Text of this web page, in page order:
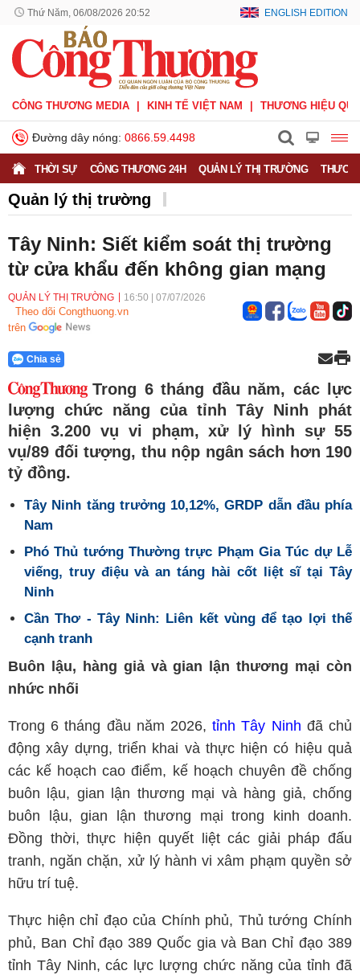
Thứ Năm, 06/08/2026 20:52 ENGLISH EDITION
CÔNG THƯƠNG MEDIA KINH TẾ VIỆT NAM THƯƠNG HIỆU
Đường dây nóng: 0866.59.4498
THỜI SỰ CÔNG THƯƠNG 24H QUẢN LÝ THỊ TRƯỜNG
Quản lý thị trường
Tây Ninh: Siết kiểm soát thị trường
từ cửa khẩu đến không gian mạng
QUẢN LÝ THỊ TRƯỜNG 16:50 07/07/2026
Theo dõi Congthuong.vn
trên
Chia sẻ
Trong 6 tháng đầu năm, các lực
lượng chức năng của tỉnh Tây Ninh phát
hiện 3.200 vụ vi phạm, xử lý hình sự 55
vụ/89 đối tượng, thu nộp ngân sách hơn 190
tỷ đồng.
Tây Ninh tăng trưởng 10,12%, GRDP dẫn đầu phía
Nam
Phó Thủ tướng Thường trực Phạm Gia Túc dự Lễ
viếng, truy điệu và an táng hài cốt liệt sĩ tại Tây
Ninh
Cần Thơ - Tây Ninh: Liên kết vùng để tạo lợi thế
cạnh tranh
Buôn lậu, hàng giả và gian lận thương mại còn
nhức nhối
Trong 6 tháng đầu năm 2026,tỉnh Tây Ninh đã chủ
động xây dựng, triển khai và thực hiện có hiệu quả
các kế hoạch cao điểm, kế hoạch chuyên đề chống
buôn lậu, gian lận thương mại và hàng giả, chống
buôn lậu, gian lận thương mại trong kinh doanh.
Đồng thời, thực hiện quyết liệt các giải pháp đấu
tranh, ngăn chặn, xử lý hành vi xâm phạm quyền sở
hữu trí tuệ.
Thực hiện chỉ đạo của Chính phủ, Thủ tướng Chính
phủ, Ban Chỉ đạo 389 Quốc gia và Ban Chỉ đạo 389
tỉnh Tây Ninh, các lực lượng chức năng của tỉnh đã